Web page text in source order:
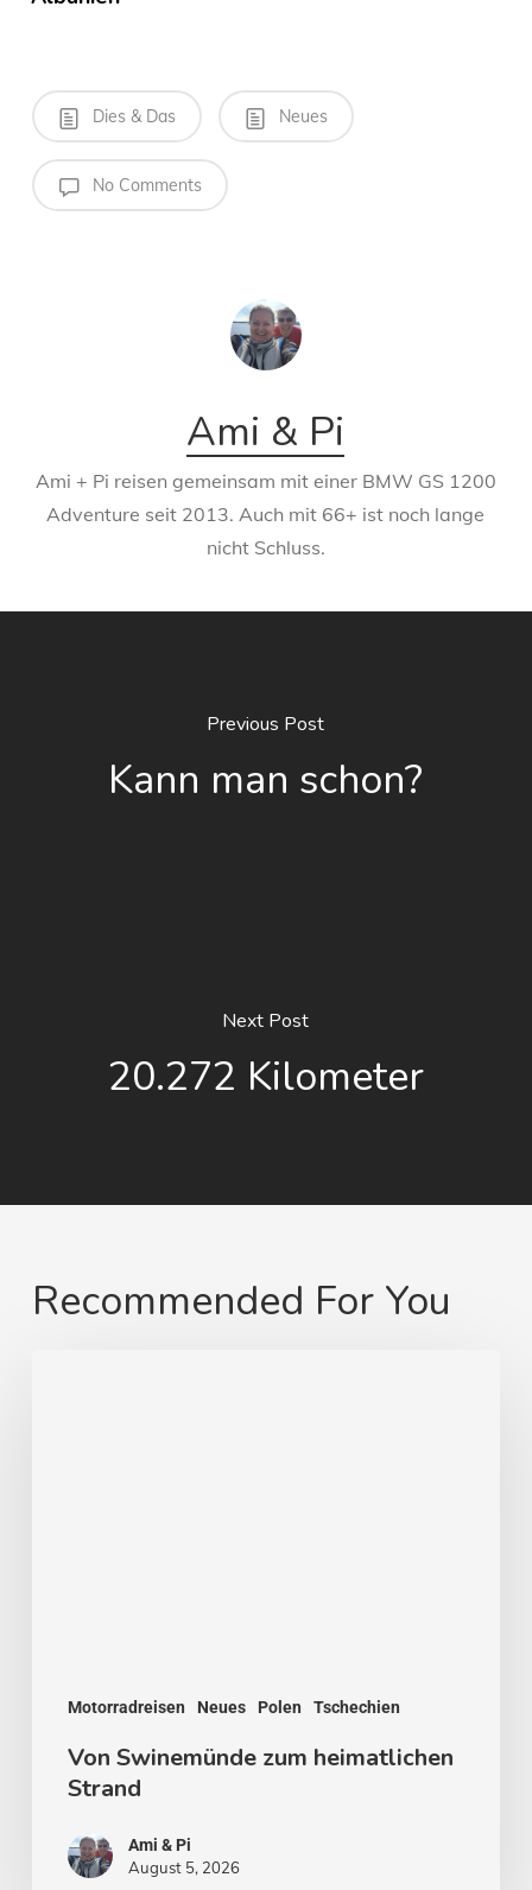
Dies & Das Neues
No Comments
Ami & Pi
Ami + Pi reisen gemeinsam mit einer BMW GS 1200
Adventure seit 2013. Auch mit 66+ ist noch lange
nicht Schluss.
Previous Post
Kann man schon?
Next Post
20.272 Kilometer
Recommended For You
Motorradreisen Neues Polen Tschechien
Von Swinemünde zum heimatlichen
Strand
Ami & Pi
August 5, 2026